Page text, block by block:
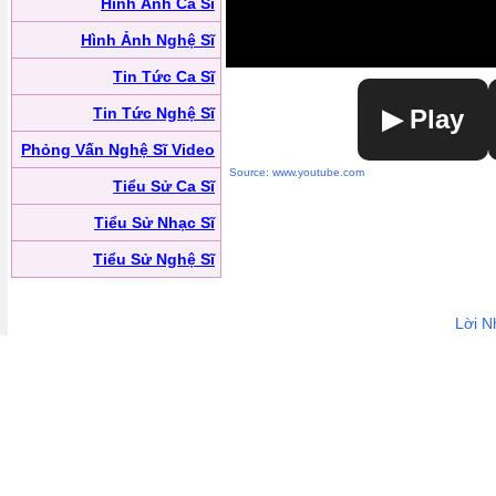
Hình Ảnh Nghệ Sĩ
Tin Tức Ca Sĩ
Tin Tức Nghệ Sĩ
Phỏng Vấn Nghệ Sĩ Video
Tiểu Sử Ca Sĩ
Tiểu Sử Nhạc Sĩ
Tiểu Sử Nghệ Sĩ
▶ Play
Source: www.youtube.com
Lời